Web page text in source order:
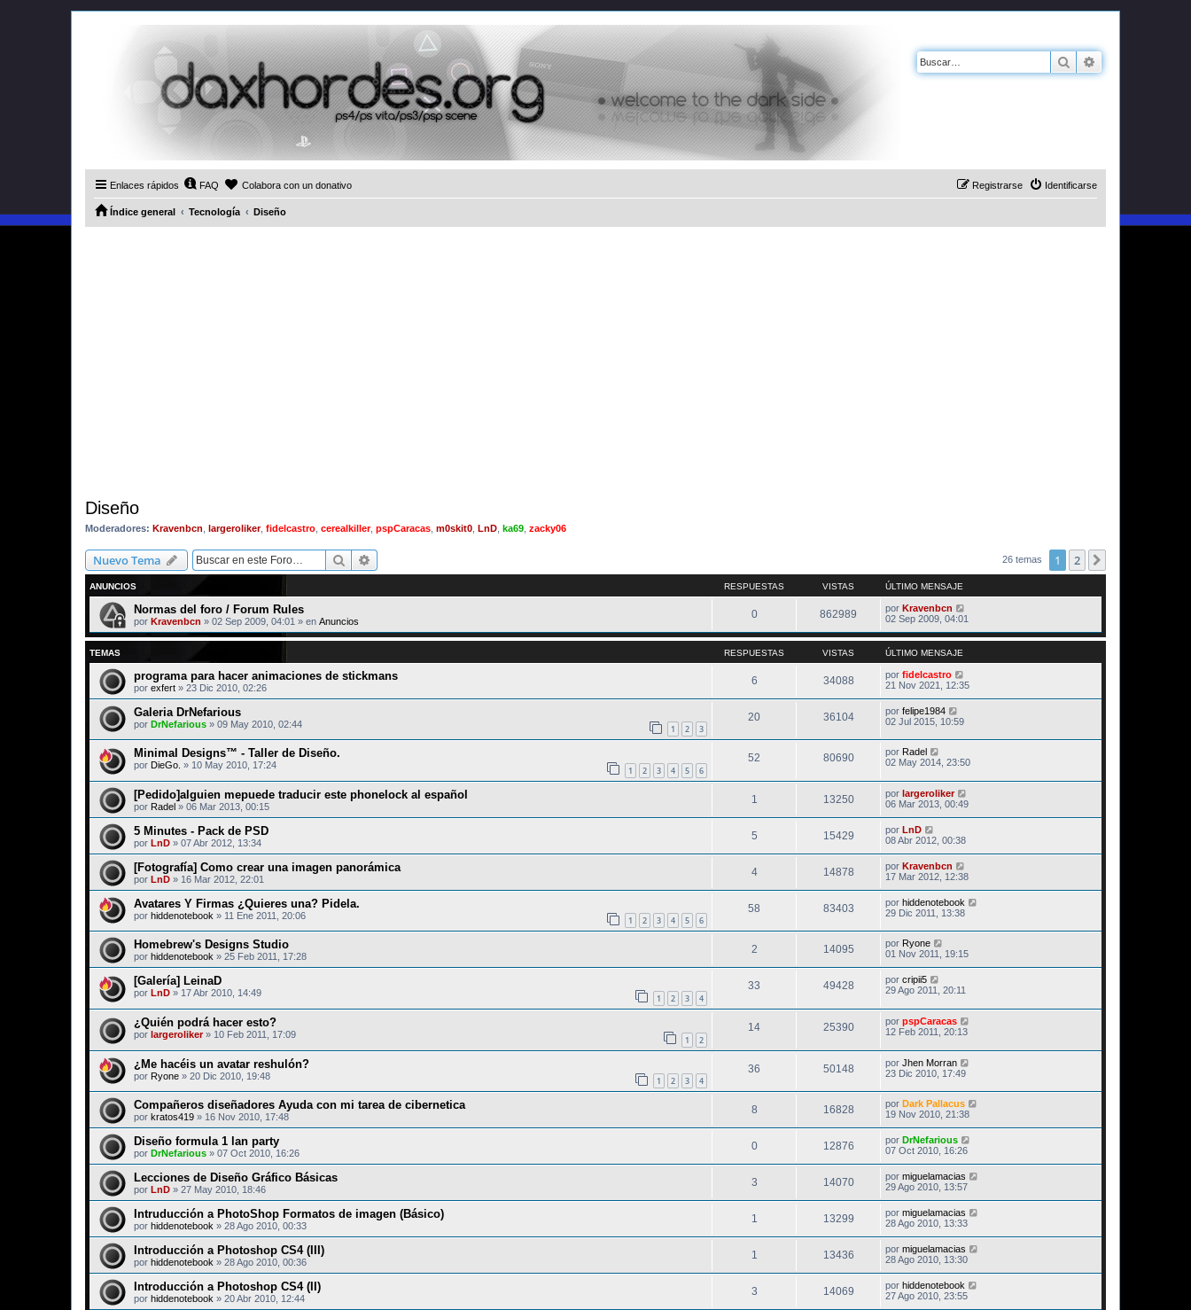
Buscar
Enlaces rápidos FAQ Colabora con un donativo Identificarse
Registrarse
Índice general Tecnología Diseño
Diseño
Moderadores: Kravenbcn largeroliker, fidelcastro cerealkiller, pspCaracas m0skit0 LnD ka69 zacky06
Nuevo Tema Buscar 26 temas 1 2
ANUNCIOS RESPUESTAS VISTAS ÚLTIMO MENSAJE
Normas del foro / Forum Rules
por Kravenbcn » 02 Sep 2009, 04:01 » en Anuncios
0 862989 por Kravenbcn
02 Sep 2009, 04:01
TEMAS RESPUESTAS VISTAS ÚLTIMO MENSAJE
programa para hacer animaciones de stickmans
por exfert » 23 Dic 2010, 02:26
6 34088 por fidelcastro
21 Nov 2021, 12:35
Galeria DrNefarious
por DrNefarious » 09 May 2010, 02:44 1 2 3
20 36104 por felipe1984
02 Jul 2015, 10:59
Minimal Designs™ - Taller de Diseño.
por DieGo. » 10 May 2010, 17:24 1 2 3 4 5 6
52 80690 por Radel
02 May 2014, 23:50
[Pedido]alguien mepuede traducir este phonelock al español
por Radel » 06 Mar 2013, 00:15
1 13250 por largeroliker
06 Mar 2013, 00:49
5 Minutes - Pack de PSD
por LnD » 07 Abr 2012, 13:34
5 15429 por LnD
08 Abr 2012, 00:38
[Fotografía] Como crear una imagen panorámica
por LnD » 16 Mar 2012, 22:01
4 14878 por Kravenbcn
17 Mar 2012, 12:38
Avatares Y Firmas ¿Quieres una? Pidela.
por hiddenotebook » 11 Ene 2011, 20:06 1 2 3 4 5 6
58 83403 por hiddenotebook
29 Dic 2011, 13:38
Homebrew's Designs Studio
por hiddenotebook » 25 Feb 2011, 17:28
2 14095 por Ryone
01 Nov 2011, 19:15
[Galería] LeinaD
por LnD » 17 Abr 2010, 14:49 1 2 3 4
33 49428 por cripii5
29 Ago 2011, 20:11
¿Quién podrá hacer esto?
por largeroliker» 10 Feb 2011, 17:09 1 2
14 25390 por pspCaracas
12 Feb 2011, 20:13
¿Me hacéis un avatar reshulón?
por Ryone » 20 Dic 2010, 19:48 1 2 3 4
36 50148 por Jhen Morran
23 Dic 2010, 17:49
Compañeros diseñadores Ayuda con mi tarea de cibernetica
por kratos419 » 16 Nov 2010, 17:48
8 16828 por Dark Pallacus
19 Nov 2010, 21:38
Diseño formula 1 lan party
por DrNefarious » 07 Oct 2010, 16:26
0 12876 por DrNefarious
07 Oct 2010, 16:26
Lecciones de Diseño Gráfico Básicas
por LnD » 27 May 2010, 18:46
3 14070 por miguelamacias
29 Ago 2010, 13:57
Intruducción a PhotoShop Formatos de imagen (Básico)
por hiddenotebook » 28 Ago 2010, 00:33
1 13299 por miguelamacias
28 Ago 2010, 13:33
Introducción a Photoshop CS4 (III)
por hiddenotebook » 28 Ago 2010, 00:36
1 13436 por miguelamacias
28 Ago 2010, 13:30
Introducción a Photoshop CS4 (II)
por hiddenotebook » 20 Abr 2010, 12:44
3 14069 por hiddenotebook
27 Ago 2010, 23:55